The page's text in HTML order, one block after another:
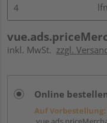
inkl. MwSt. zzgl.
Online
Auf Vorbestellung: